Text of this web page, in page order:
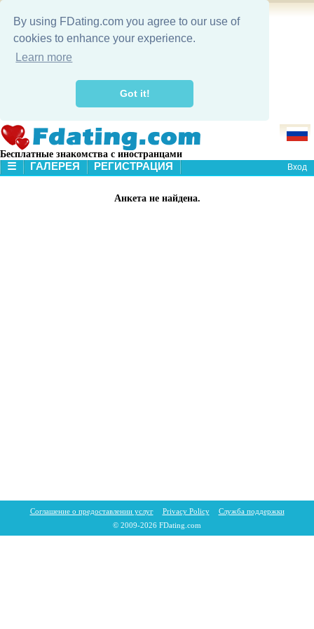
By using FDating.com you agree to our use of
cookies to enhance your experience.
Learn more
Got it!
Бесплатные знакомства с иностранцами
☰
ГАЛЕРЕЯ РЕГИСТРАЦИЯ Вход
Анкета не найдена.
© 2009-2026 FDating.com
Соглашение о предоставлении услуг Privacy Policy Служба поддержки